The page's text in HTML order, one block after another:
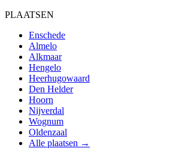
PLAATSEN
Enschede
Almelo
Alkmaar
Hengelo
Heerhugowaard
Den Helder
Hoorn
Nijverdal
Wognum
Oldenzaal
Alle plaatsen →